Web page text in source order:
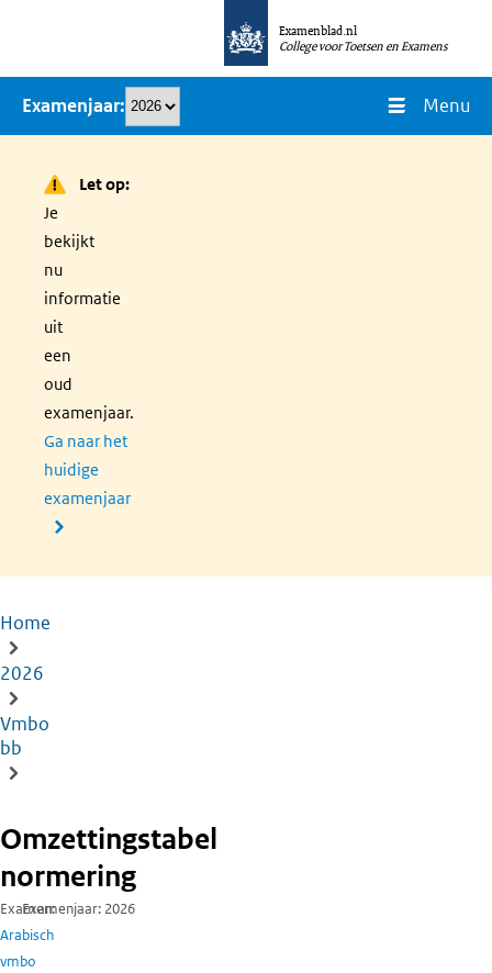
naar
inhoud
Examenblad.nl
College voor Toetsen en Examens
Examenjaar Menu
Let op:
Je
bekijkt
nu
informatie
uit
een
oud
examenjaar.
Ga naar het
huidige
examenjaar
Kruimelpad
Home
2026
Vmbo
bb
Omzettingstabel
normering
Examen
Arabisch
vmbo
Examenjaar 2026